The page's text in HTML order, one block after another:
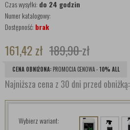
Czas wysyłki: do 24 godzin
Numer katalogowy:
Dostępność: brak
161,42zł 189,90zł
CENA OBNIŻONA: PROMOCJA CENOWA -10% ALL
Najniższa cena z 30 dni przed obniżką:
Wybierz wariant: